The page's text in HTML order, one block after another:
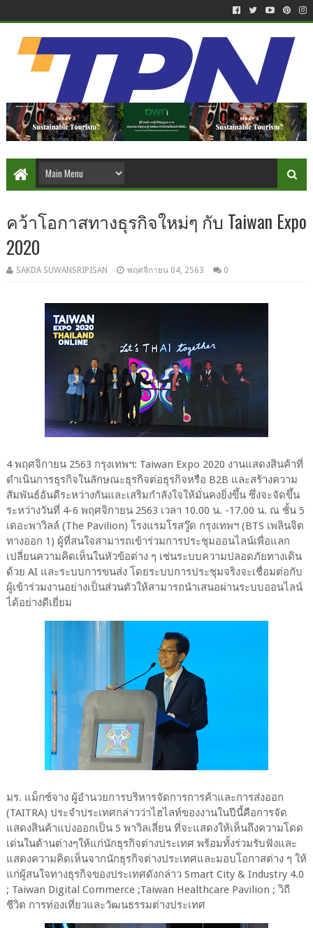
คว้าโอกาสทางธุรกิจใหม่ๆ กับ Taiwan Expo
2020
SAKDA SUWANSRIPISAN พฤศจิกายน 04, 2563 0
4 พฤศจิกายน 2563 กรุงเทพฯ: Taiwan Expo 2020 งานแสดงสินค้าที่
ดำเนินการธุรกิจในลักษณะธุรกิจต่อธุรกิจหรือ B2B และสร้างความ
สัมพันธ์อันดีระหว่างกันและเสริมกำลังใจให้มั่นคงยิ่งขึ้น ซึ่งจะจัดขึ้น
ระหว่างวันที่ 4-6 พฤศจิกายน 2563 เวลา 10.00 น. -17.00 น. ณ ชั้น 5
เดอะพาวิลล์ (The Pavilion) โรงแรมโรสวู๊ด กรุงเทพฯ (BTS เพลินจิต
ทางออก 1) ผู้ที่สนใจสามารถเข้าร่วมการประชุมออนไลน์เพื่อแลก
เปลี่ยนความคิดเห็นในหัวข้อต่าง ๆ เช่นระบบความปลอดภัยทางเดิน
ด้วย AI และระบบการขนส่ง โดยระบบการประชุมจริงจะเชื่อมต่อกับ
ผู้เข้าร่วมงานอย่างเป็นส่วนตัวให้สามารถนำเสนอผ่านระบบออนไลน์
ได้อย่างดีเยี่ยม
มร. แม็กซ์จาง ผู้อำนวยการบริหารจัดการการค้าและการส่งออก
(TAITRA) ประจำประเทศกล่าวว่าไฮไลท์ของงานในปีนี้คือการจัด
แสดงสินค้าแบ่งออกเป็น 5 พาวิลเลี่ยน ที่จะแสดงให้เห็นถึงความโดด
เด่นในด้านต่างๆให้แก่นักธุรกิจต่างประเทศ พร้อมทั้งร่วมรับฟังและ
แสดงความคิดเห็นจากนักธุรกิจต่างประเทศและมอบโอกาสต่าง ๆ ให้
แก่ผู้สนใจทางธุรกิจของประเทศดังกล่าว Smart City & Industry 4.0
; Taiwan Digital Commerce ;Taiwan Healthcare Pavilion ; วิถี
ชีวิต การท่องเที่ยวและวัฒนธรรมต่างประเทศ